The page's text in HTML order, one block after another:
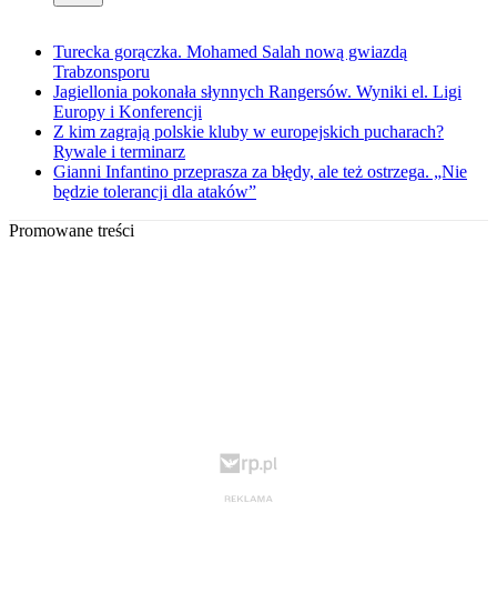
Turecka gorączka. Mohamed Salah nową gwiazdą
Trabzonsporu
Jagiellonia pokonała słynnych Rangersów. Wyniki el. Ligi
Europy i Konferencji
Z kim zagrają polskie kluby w europejskich pucharach?
Rywale i terminarz
Gianni Infantino przeprasza za błędy, ale też ostrzega. „Nie
będzie tolerancji dla ataków”
Promowane treści